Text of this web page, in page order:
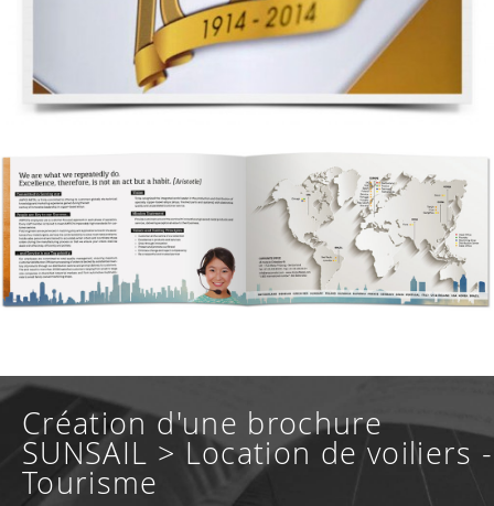
Création d'une brochure
SUNSAIL > Location de voiliers -
Tourisme